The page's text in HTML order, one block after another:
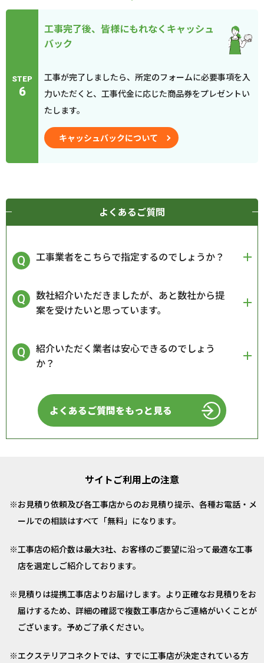
STEP
6
工事完了後、皆様にもれなくキャッシュ
バック
工事が完了しましたら、所定のフォームに必要事項を入
力いただくと、工事代金に応じた商品券をプレゼントい
たします。
キャッシュバックについて
よくあるご質問
工事業者をこちらで指定するのでしょうか？
数社紹介いただきましたが、あと数社から提
案を受けたいと思っています。
紹介いただく業者は安心できるのでしょう
か？
よくあるご質問をもっと見る
サイトご利用上の注意
お見積り依頼及び各工事店からのお見積り提示、各種お電話・メ
ールでの相談はすべて「無料」になります。
工事店の紹介数は最大3社、お客様のご要望に沿って最適な工事
店を選定しご紹介しております。
見積りは提携工事店よりお届けします。より正確なお見積りをお
届けするため、詳細の確認で複数工事店からご連絡がいくことが
ございます。予めご了承ください。
エクステリアコネクトでは、すでに工事店が決定されている方